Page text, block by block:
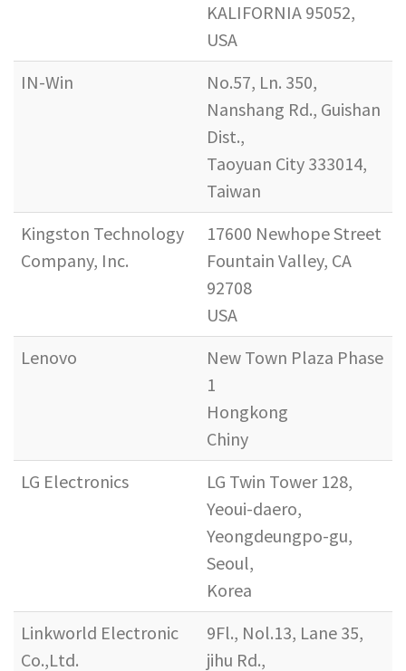
KALIFORNIA 95052,
USA
IN-Win
No.57, Ln. 350,
Nanshang Rd., Guishan
Dist.,
Taoyuan City 333014,
Taiwan
Kingston Technology
Company, Inc.
17600 Newhope Street
Fountain Valley, CA
92708
USA
Lenovo
New Town Plaza Phase
1
Hongkong
Chiny
LG Electronics
LG Twin Tower 128,
Yeoui-daero,
Yeongdeungpo-gu,
Seoul,
Korea
Linkworld Electronic
Co.,Ltd.
9Fl., Nol.13, Lane 35,
jihu Rd.,